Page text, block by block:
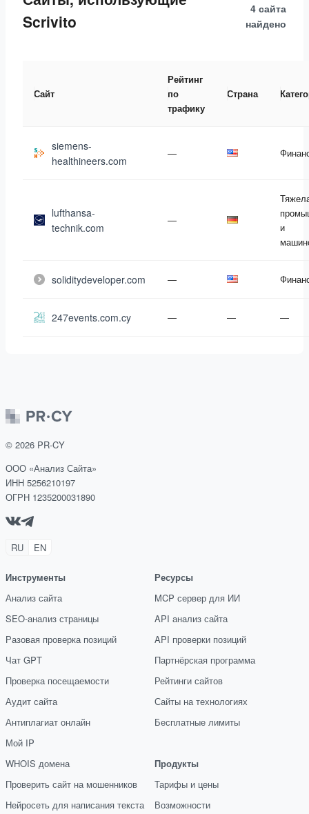
Scrivito
4 сайта
найдено
Сайт
Рейтинг
по
трафику
Страна
siemens-
healthineers.com
—
lufthansa-
technik.com
—
и
soliditydeveloper.com —
247events.com.cy — — —
© 2026 PR-CY
ООО «Анализ Сайта»
ИНН 5256210197
ОГРН 1235200031890
RU EN
Инструменты
Анализ сайта
SEO-анализ страницы
Разовая проверка позиций
Чат GPT
Проверка посещаемости
Аудит сайта
Антиплагиат онлайн
Мой IP
WHOIS домена
Проверить сайт на мошенников
Нейросеть для написания текста
Ресурсы
MCP сервер для ИИ
API анализ сайта
API проверки позиций
Партнёрская программа
Рейтинги сайтов
Сайты на технологиях
Бесплатные лимиты
Продукты
Тарифы и цены
Возможности